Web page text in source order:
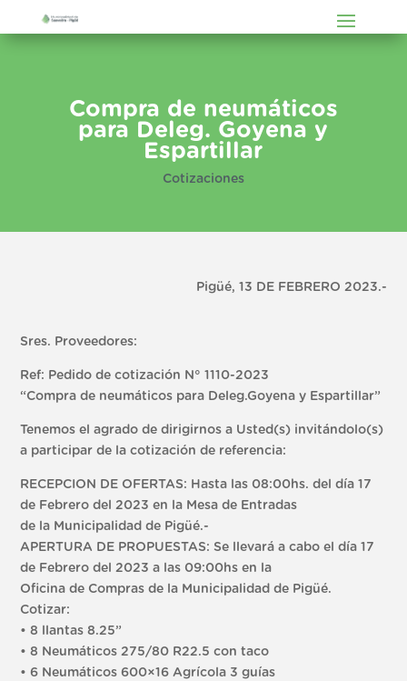
Compra de neumáticos
para Deleg. Goyena y
Espartillar
Cotizaciones
Pigüé, 13 DE FEBRERO 2023.-
Sres. Proveedores:
Ref: Pedido de cotización N° 1110-2023
“Compra de neumáticos para Deleg.Goyena y Espartillar”
Tenemos el agrado de dirigirnos a Usted(s) invitándolo(s)
a participar de la cotización de referencia:
RECEPCION DE OFERTAS: Hasta las 08:00hs. del día 17
de Febrero del 2023 en la Mesa de Entradas
de la Municipalidad de Pigüé.-
APERTURA DE PROPUESTAS: Se llevará a cabo el día 17
de Febrero del 2023 a las 09:00hs en la
Oficina de Compras de la Municipalidad de Pigüé.
Cotizar:
• 8 llantas 8.25”
• 8 Neumáticos 275/80 R22.5 con taco
• 6 Neumáticos 600×16 Agrícola 3 guías